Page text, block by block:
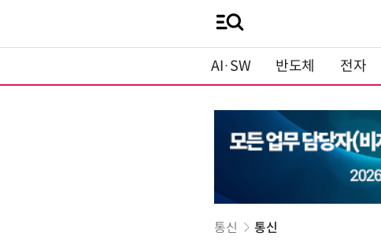
AI·SW 반도체 전자
통신 통신